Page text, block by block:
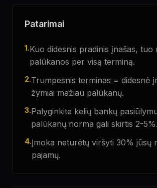
Patarimai
1.Kuo didesnis pradinis įnašas, tuo
palūkanos per visą terminą.
2.Trumpesnis terminas = didesnė
žymiai mažiau palūkanų.
3.Palyginkite kelių bankų
palūkanų norma gali skirtis 2-5%.
4.Įmoka neturėtų viršyti 30% jūsų
pajamų.